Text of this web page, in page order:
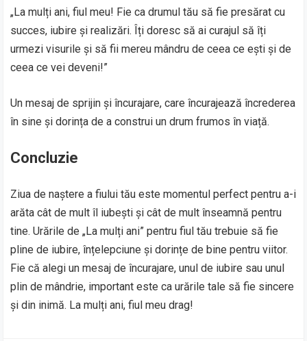
„La mulți ani, fiul meu! Fie ca drumul tău să fie presărat cu
succes, iubire și realizări. Îți doresc să ai curajul să îți
urmezi visurile și să fii mereu mândru de ceea ce ești și de
ceea ce vei deveni!”
Un mesaj de sprijin și încurajare, care încurajează încrederea
în sine și dorința de a construi un drum frumos în viață.
Concluzie
Ziua de naștere a fiului tău este momentul perfect pentru a-i
arăta cât de mult îl iubești și cât de mult înseamnă pentru
tine. Urările de „La mulți ani” pentru fiul tău trebuie să fie
pline de iubire, înțelepciune și dorințe de bine pentru viitor.
Fie că alegi un mesaj de încurajare, unul de iubire sau unul
plin de mândrie, important este ca urările tale să fie sincere
și din inimă. La mulți ani, fiul meu drag!